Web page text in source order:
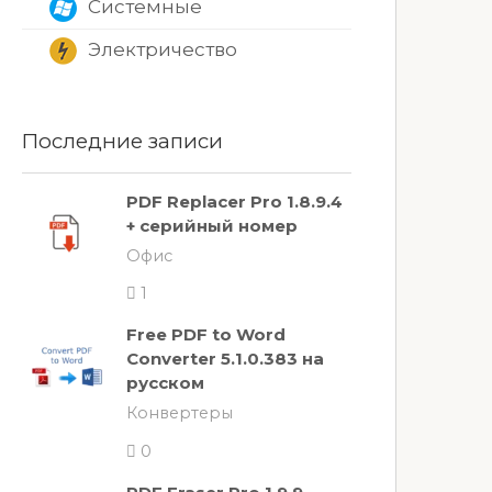
Системные
Электричество
Последние записи
PDF Replacer Pro 1.8.9.4
+ серийный номер
Офис
1
Free PDF to Word
Converter 5.1.0.383 на
русском
Конвертеры
0